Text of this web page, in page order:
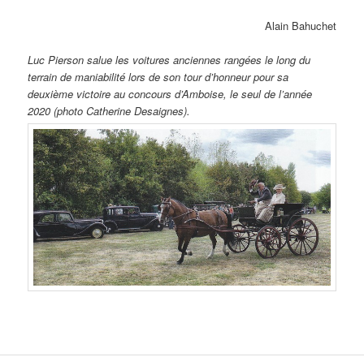
Alain Bahuchet
Luc Pierson salue les voitures anciennes rangées le long du
terrain de maniabilité lors de son tour d’honneur pour sa
deuxième victoire au concours d’Amboise, le seul de l’année
2020 (photo Catherine Desaignes).